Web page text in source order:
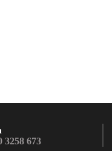
3258 673